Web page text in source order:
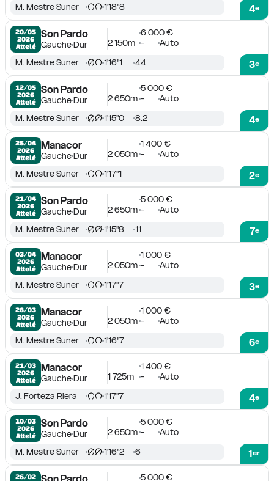
4e
M. Mestre Suner 1'18''8
20/05
2026
Attelé
Son Pardo
GaucheDur
6 000 €
2 150m - Auto
3e
M. Mestre Suner 1'16''1 44
12/05
2026
Attelé
Son Pardo
GaucheDur
5 000 €
2 650m - Auto
4e
M. Mestre Suner 1'15''0 8.2
25/04
2026
Attelé
Manacor
GaucheDur
1 400 €
2 050m - Auto
2e
M. Mestre Suner 1'17''1
21/04
2026
Attelé
Son Pardo
GaucheDur
5 000 €
2 650m - Auto
7e
M. Mestre Suner 1'15''8 11
03/04
2026
Attelé
Manacor
GaucheDur
1 000 €
2 050m - Auto
3e
M. Mestre Suner 1'17''7
28/03
2026
Attelé
Manacor
GaucheDur
1 000 €
2 050m - Auto
6e
M. Mestre Suner 1'16''7
21/03
2026
Attelé
Manacor
GaucheDur
1 400 €
1 725m
- Auto
4e
J. Forteza Riera 1'17''7
10/03
2026
Attelé
Son Pardo
GaucheDur
5 000 €
2 650m - Auto
1er
M. Mestre Suner 1'16''2 6
26/02
5 000 €